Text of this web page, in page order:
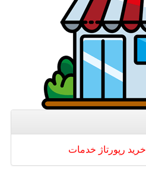
خرید رپورتاژ خدمات